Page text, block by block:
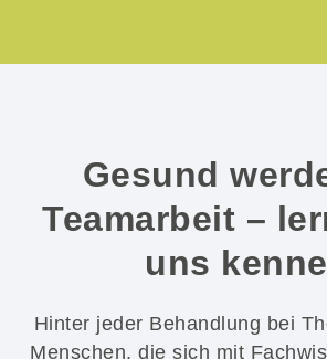
Gesund
Teamarbeit –
uns
Hinter jeder Behandlung bei
Menschen, die sich mit